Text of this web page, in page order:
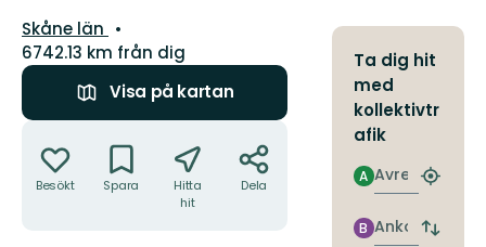
Län:
Skåne län
6742.13 km från dig
Visa på kartan
Besökt Spara
Hitta
hit
Dela
Ta dig hit
med
kollektivtr
afik
Avresa
A
Hitta
Ankomst
B
Byt